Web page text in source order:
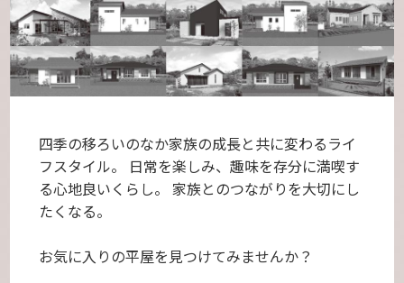
四季の移ろいのなか家族の成長と共に変わるライ
フスタイル。
日常を楽しみ、趣味を存分に満喫す
る心地良いくらし。
家族とのつながりを大切にし
たくなる。
お気に入りの平屋を見つけてみませんか？